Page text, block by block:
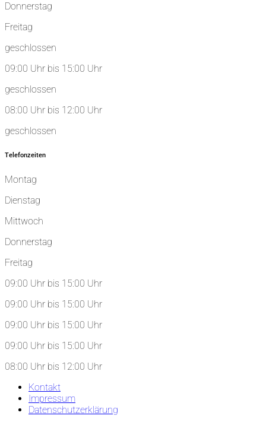
Donnerstag
Freitag
geschlossen
09:00 Uhr bis 15:00 Uhr
geschlossen
08:00 Uhr bis 12:00 Uhr
geschlossen
Telefonzeiten
Montag
Dienstag
Mittwoch
Donnerstag
Freitag
09:00 Uhr bis 15:00 Uhr
09:00 Uhr bis 15:00 Uhr
09:00 Uhr bis 15:00 Uhr
09:00 Uhr bis 15:00 Uhr
08:00 Uhr bis 12:00 Uhr
Kontakt
Impressum
Datenschutzerklärung